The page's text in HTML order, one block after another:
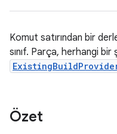
Komut satırından bir
sınıf. Parça, herhangi
Özet